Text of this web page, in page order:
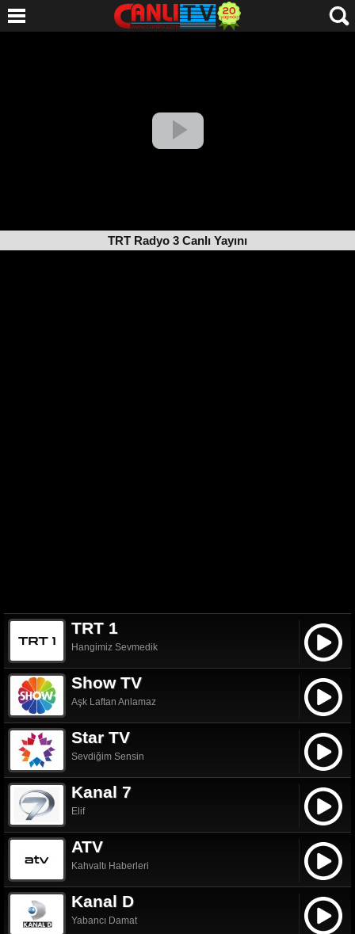
TRT Radyo 3 Canlı Yayını
TRT 1
Hangimiz Sevmedik
Show TV
Aşk Laftan Anlamaz
Star TV
Sevdiğim Sensin
Kanal 7
Elif
ATV
Kahvaltı Haberleri
Kanal D
Yabancı Damat